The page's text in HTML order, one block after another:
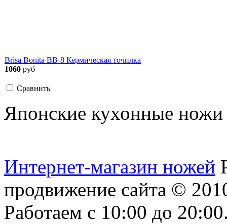
Brisa Bonita BB-8 Кермическая точилка
1060 руб
Сравнить
Японские кухонные
Интернет-магазин ножей
продвижение сайта ©
Работаем с 10:00 до